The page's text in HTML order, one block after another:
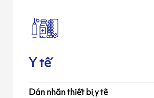
Y tế
Dán nhãn thiết bị y tế